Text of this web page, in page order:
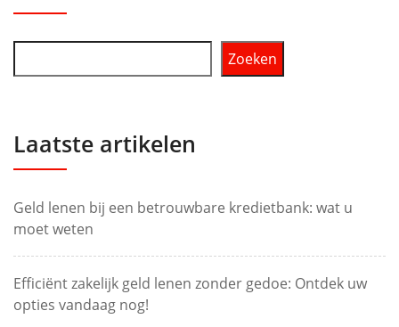
Zoeken
Laatste artikelen
Geld lenen bij een betrouwbare kredietbank: wat u
moet weten
Efficiënt zakelijk geld lenen zonder gedoe: Ontdek uw
opties vandaag nog!